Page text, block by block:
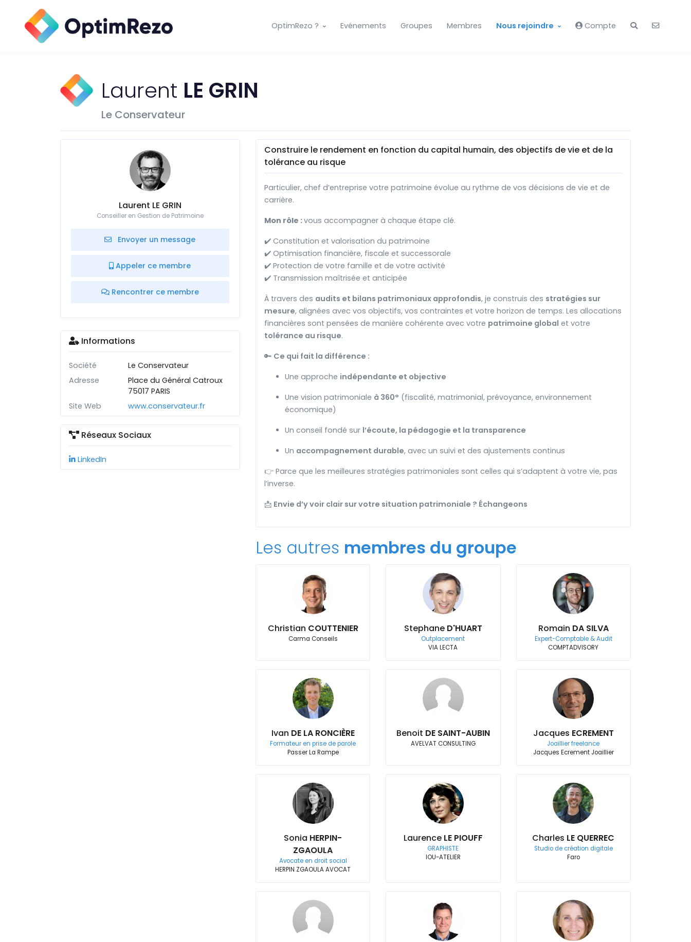
OptimRezo ? Evénements Groupes Membres Nous rejoindre Compte
Laurent LE GRIN
Le Conservateur
Laurent LE GRIN
Conseiller en Gestion de Patrimoine
Envoyer un message
Appeler ce membre
Rencontrer ce membre
Informations
Société
Le Conservateur
Adresse
Place du Général Catroux
75017 PARIS
Site Web
www.conservateur.fr
Réseaux Sociaux
LinkedIn
Construire le rendement en fonction du capital humain, des objectifs de vie et de la
tolérance au risque
Particulier, chef d’entreprise votre patrimoine évolue au rythme de vos décisions de vie et de
carrière.
Mon rôle :vous accompagner à chaque étape clé.
✔️ Constitution et valorisation du patrimoine
✔️ Optimisation financière, fiscale et successorale
✔️ Protection de votre famille et de votre activité
✔️ Transmission maîtrisée et anticipée
À travers des audits et bilans patrimoniaux approfondis, je construis des stratégies sur
mesure, alignées avec vos objectifs, vos contraintes et votre horizon de temps. Les allocations
financières sont pensées de manière cohérente avec votre patrimoine global et votre
tolérance au risque.
🔑 Ce qui fait la différence :
Une approche indépendante et objective
Une vision patrimoniale à 360° (fiscalité, matrimonial, prévoyance, environnement
économique)
Un conseil fondé sur l’écoute, la pédagogie et la transparence
Un accompagnement durable, avec un suivi et des ajustements continus
👉 Parce que les meilleures stratégies patrimoniales sont celles qui s’adaptent à votre vie, pas
l’inverse.
📩 Envie d’y voir clair sur votre situation patrimoniale ? Échangeons
Les autres membres du groupe
Christian COUTTENIER
Carma Conseils
Stephane D'HUART
Outplacement
VIA LECTA
Romain DA SILVA
Expert-Comptable & Audit
COMPTADVISORY
Ivan DE LA RONCIÈRE
Formateur en prise de parole
Passer La Rampe
Benoit DE SAINT-AUBIN
AVELVAT CONSULTING
Jacques ECREMENT
Joaillier freelance
Jacques Ecrement Joaillier
Sonia HERPIN-
ZGAOULA
Avocate en droit social
HERPIN ZGAOULA AVOCAT
Laurence LE PIOUFF
GRAPHISTE
IOU-ATELIER
Charles LE QUERREC
Studio de création digitale
Faro